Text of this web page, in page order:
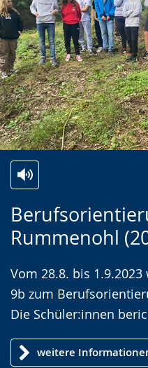
Rummenohl
Vom 28.8. bis
9b zum
Die Schüler:innen
weitere
Leichten
Sprache
Audio-
Unterstützung.
Video
in
Gebärdensprache
wird
angezeigt.